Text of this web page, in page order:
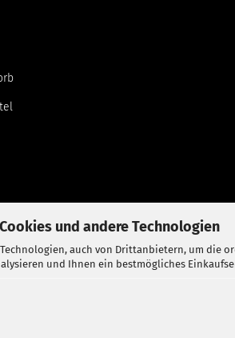
und andere Technologien
auch von Drittanbietern, um die
und Ihnen ein bestmögliches